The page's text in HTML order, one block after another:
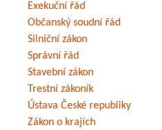
Exekuční řád
Občanský soudní řád
Silniční zákon
Správní řád
Stavební zákon
Trestní zákoník
Ústava České republiky
Zákon o krajích